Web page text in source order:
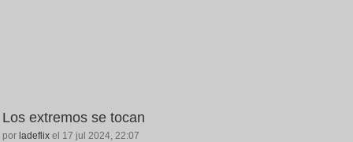
Los extremos se tocan
por ladeflix el 17 jul 2024, 22:07